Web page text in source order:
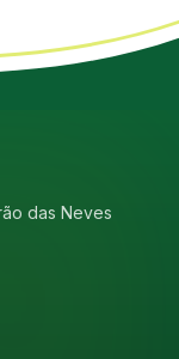
das Neves